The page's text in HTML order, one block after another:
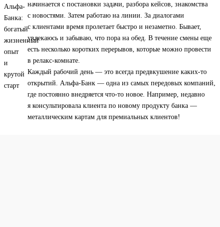
начинается с постановки задачи, разбора кейсов, знакомства
с новостями. Затем работаю на линии. За диалогами
с клиентами время пролетает быстро и незаметно. Бывает,
увлекаюсь и забываю, что пора на обед. В течение смены еще
есть несколько коротких перерывов, которые можно провести
в релакс-комнате.
Каждый рабочий день — это всегда предвкушение каких-то
открытий. Альфа-Банк — одна из самых передовых компаний,
где постоянно внедряется что-то новое. Например, недавно
я консультировала клиента по новому продукту банка —
металлическим картам для премиальных клиентов!